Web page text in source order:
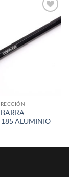
Add to
wishlist
ALUMINIO